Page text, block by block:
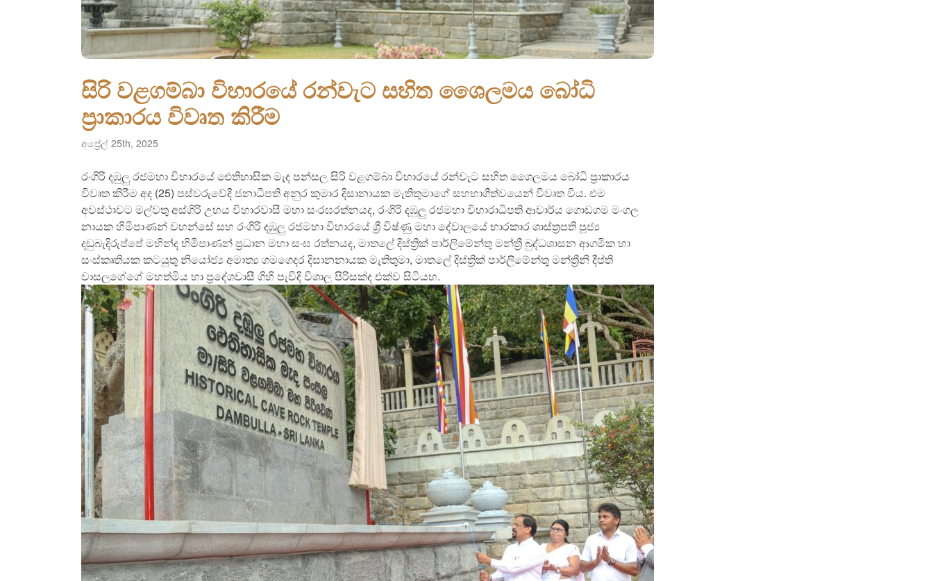
සිරි වළගම්බා විහාරයේ රන්වැට සහිත ශෛලමය බෝධි
ප්‍රාකාරය විවෘත කිරීම
අප්‍රේල් 25th, 2025
රංගිරි දඹුලු රජමහා විහාරයේ ඓතිහාසික මැද පන්සල සිරි වළගම්බා විහාරයේ රන්වැට සහිත ශෛලමය බෝධි ප්‍රාකාරය
විවෘත කිරීම අද (25) පස්වරුවේදී ජනාධිපති අනුර කුමාර දිසානායක මැතිතුමාගේ සහභාගීත්වයෙන් විවෘත විය. එම
අවස්ථාවට මල්වතු අස්ගිරි උභය විහාරවාසී මහා සංරඝරත්නයද, රංගිරි දඹුලු රජමහා විහාරාධිපති ආචාර්ය ගොඩගම මංගල
නායක හිමිපාණන් වහන්සේ සහ රංගිරි දඹුලු රජමහා විහාරයේ ශ්‍රී විෂ්ණු මහා දේවාලයේ භාරකාර ශාස්ත්‍රපති පූජ්‍ය
දඩුබැදිරුප්පේ මහින්ද හිමිපාණන් ප්‍රධාන මහා සංඝ රත්නයද, මාතලේ දිස්ත්‍රික් පාර්ලිමේන්තු මන්ත්‍රී බුද්ධශාසන ආගමික හා
සංස්කෘතියක කටයුතු නියෝජ්‍ය අමාත්‍ය ගමගෙදර දිසානනායක මැතිතුමා, මාතලේ දිස්ත්‍රික් පාර්ලිමේන්තු මන්ත්‍රීනි දීප්ති
වාසලගේගේ මහත්මිය හා ප්‍රදේශවාසී ගිහි පැවිදි විශාල පිරිසක්ද එක්ව සිටියහ.